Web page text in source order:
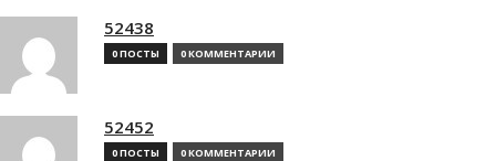
52438
0 ПОСТЫ 0 КОММЕНТАРИИ
52452
0 ПОСТЫ 0 КОММЕНТАРИИ